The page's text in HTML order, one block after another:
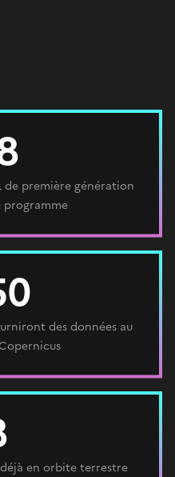
de première génération
programme
des données au
en orbite terrestre